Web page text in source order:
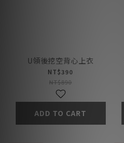
U領後挖空背心上衣
NT$390
NT$890
ADD TO CART